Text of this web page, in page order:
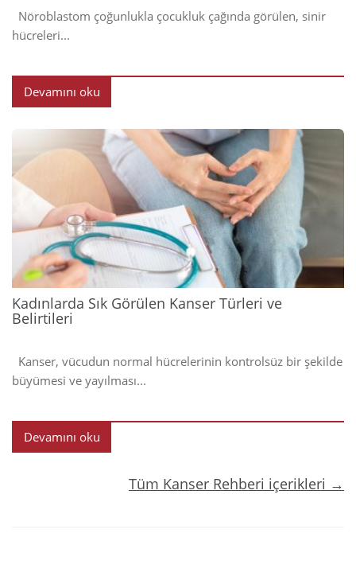
Nöroblastom çoğunlukla çocukluk çağında görülen, sinir
hücreleri...
Devamını oku
Kadınlarda Sık Görülen Kanser Türleri ve
Belirtileri
Kanser, vücudun normal hücrelerinin kontrolsüz bir şekilde
büyümesi ve yayılması...
Devamını oku
Tüm Kanser Rehberi içerikleri →